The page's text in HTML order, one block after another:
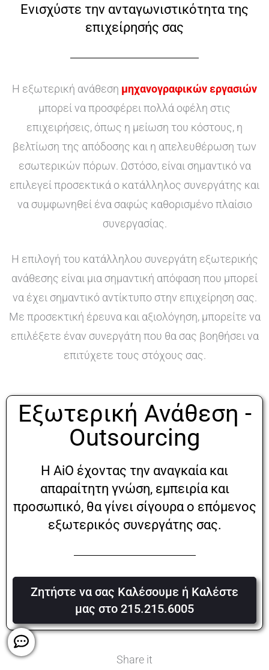
Ενισχύστε την ανταγωνιστικότητα της
επιχείρησής σας
Η εξωτερική ανάθεση μηχανογραφικών εργασιών
μπορεί να προσφέρει πολλά οφέλη στις
επιχειρήσεις, όπως η μείωση του κόστους, η
βελτίωση της απόδοσης και η απελευθέρωση των
εσωτερικών πόρων. Ωστόσο, είναι σημαντικό να
επιλεγεί προσεκτικά ο κατάλληλος συνεργάτης και
να συμφωνηθεί ένα σαφώς καθορισμένο πλαίσιο
συνεργασίας.
Η επιλογή του κατάλληλου συνεργάτη εξωτερικής
ανάθεσης είναι μια σημαντική απόφαση που μπορεί
να έχει σημαντικό αντίκτυπο στην επιχείρηση σας.
Με προσεκτική έρευνα και αξιολόγηση, μπορείτε να
επιλέξετε έναν συνεργάτη που θα σας βοηθήσει να
επιτύχετε τους στόχους σας.
Εξωτερική Ανάθεση -
Outsourcing
Η AiO έχοντας την αναγκαία και
απαραίτητη γνώση, εμπειρία και
προσωπικό, θα γίνει σίγουρα ο επόμενος
εξωτερικός συνεργάτης σας.
Ζητήστε να σας Καλέσουμε ή Καλέστε
μας στο 215.215.6005
Share it